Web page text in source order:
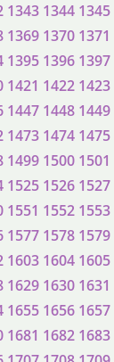
1343 1344 1345
1369 1370 1371
1395 1396 1397
1421 1422 1423
1447 1448 1449
1473 1474 1475
1499 1500 1501
1525 1526 1527
1551 1552 1553
1577 1578 1579
1603 1604 1605
1629 1630 1631
1655 1656 1657
1681 1682 1683